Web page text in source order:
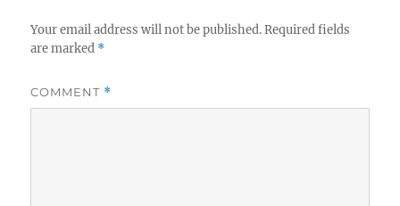
Your email address will not be published. Required fields
are marked *
COMMENT *